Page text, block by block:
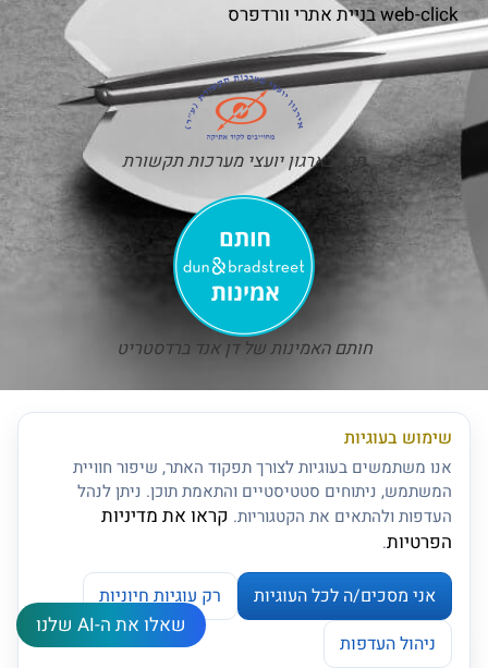
web-clickבניית אתרי וורדפרס
חבר בארגון יועצי מערכות תקשורת
חותם האמינות של דן אנד ברדסטריט
שאלו את ה-AI שלנו
שימוש בעוגיות
אנו משתמשים בעוגיות לצורך תפקוד האתר, שיפור חוויית
המשתמש, ניתוחים סטטיסטיים והתאמת תוכן. ניתן לנהל
העדפות ולהתאים את הקטגוריות. קראו את מדיניות
הפרטיות.
אני מסכים/ה לכל העוגיות
רק עוגיות חיוניות
ניהול העדפות
צרו קשר